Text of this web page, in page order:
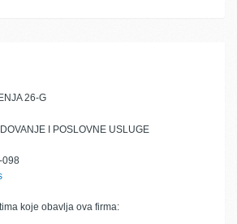
26-G
I POSLOVNE USLUGE
098
koje obavlja ova firma: